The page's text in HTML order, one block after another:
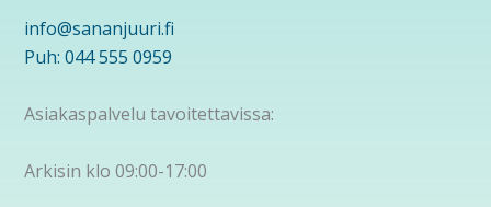
info@sananjuuri.fi
Puh: 044 555 0959
Asiakaspalvelu tavoitettavissa:
Arkisin klo 09:00-17:00